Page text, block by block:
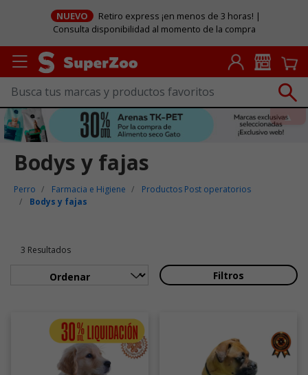
NUEVO
Retiro express ¡en menos de 3 horas! |
Consulta disponibilidad al momento de la compra
Bodys y fajas
Perro Farmacia e Higiene
Productos Post operatorios
Bodys y fajas
3 Resultados
Filtros